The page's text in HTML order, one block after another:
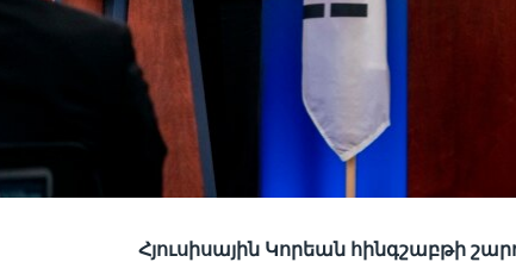
Հյուսիսային Կորեան հինգշաբթի